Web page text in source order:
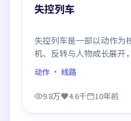
最新
失控列车
失控列车是一部以动作为
机、反转与人物成长展开
观看。
动作 · 线路
9.8万 4.6千 10年前